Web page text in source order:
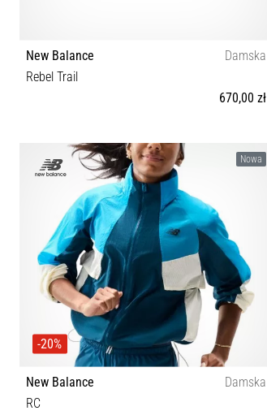
New Balance
Damska
Rebel Trail
670,00 zł
36 37 37½ 38 39 40 40½ 41 41½ 42½ Nowa
-20%
New Balance
Damska
RC